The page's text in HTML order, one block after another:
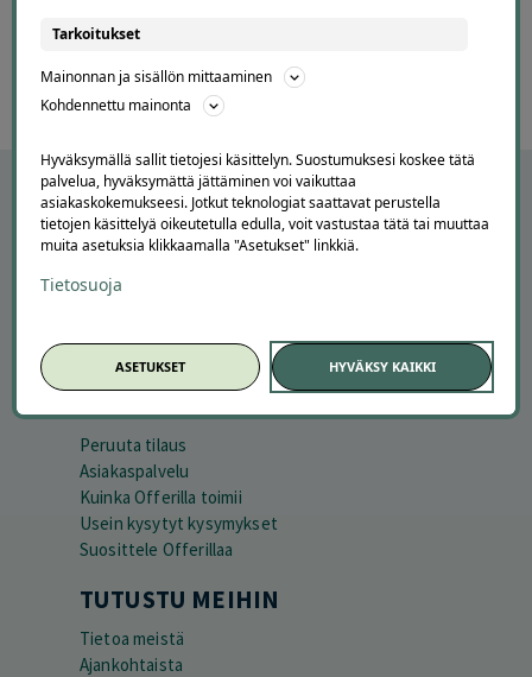
Peruuta tilaus
Asiakaspalvelu
Kuinka Offerilla toimii
Usein kysytyt kysymykset
Suosittele Offerillaa
TUTUSTU MEIHIN
Tietoa meistä
Ajankohtaista
Tarkoitukset
Mainonnan ja sisällön mittaaminen
Kohdennettu mainonta
Hyväksymällä sallit tietojesi käsittelyn. Suostumuksesi koskee tätä
palvelua, hyväksymättä jättäminen voi vaikuttaa
asiakaskokemukseesi. Jotkut teknologiat saattavat perustella
tietojen käsittelyä oikeutetulla edulla, voit vastustaa tätä tai muuttaa
muita asetuksia klikkaamalla "Asetukset" linkkiä.
Tietosuoja
ASETUKSET HYVÄKSY KAIKKI